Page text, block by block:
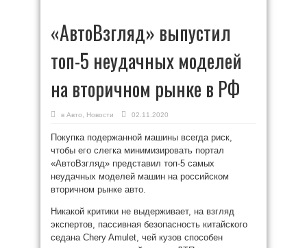
«АвтоВзгляд» выпустил
топ-5 неудачных моделей
на вторичном рынке в РФ
в Авто Новости 02.11.2020
Покупка подержанной машины всегда риск,
чтобы его слегка минимизировать портал
«АвтоВзгляд» представил топ-5 самых
неудачных моделей машин на российском
вторичном рынке авто.
Никакой критики не выдерживает, на взгляд
экспертов, пассивная безопасность китайского
седана Chery Amulet, чей кузов способен